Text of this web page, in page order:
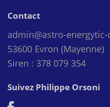
Contact
admin@astro-
53600 Evron (Mayenne)
Siren : 378 079 354
Suivez Philippe Orsoni